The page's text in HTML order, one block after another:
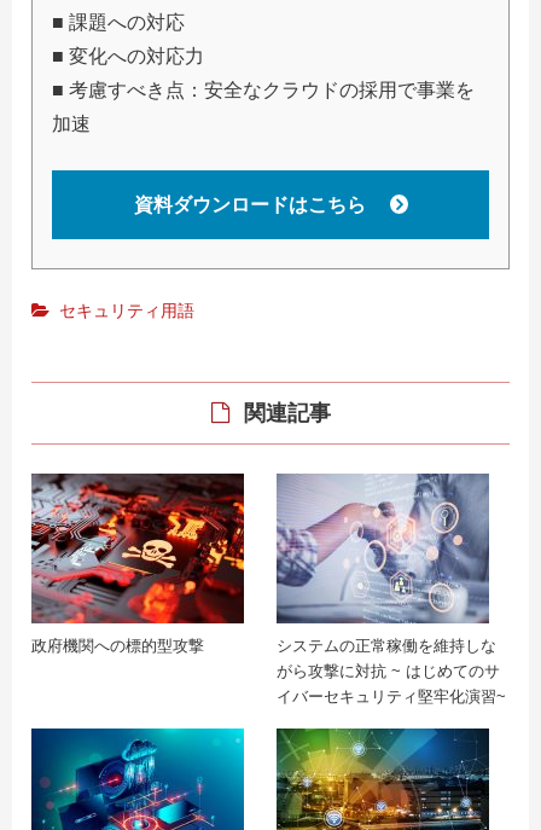
■ 課題への対応
■ 変化への対応力
■ 考慮すべき点：安全なクラウドの採用で事業を
加速
資料ダウンロードはこちら
セキュリティ用語
関連記事
政府機関への標的型攻撃
システムの正常稼働を維持しな
がら攻撃に対抗 ~ はじめてのサ
イバーセキュリティ堅牢化演習~